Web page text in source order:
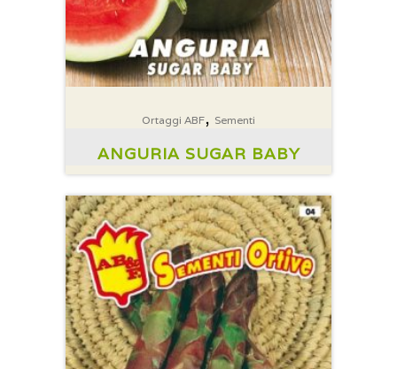
Ortaggi ABF, Sementi
ANGURIA SUGAR BABY